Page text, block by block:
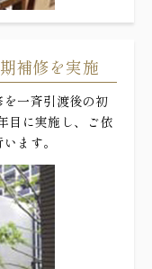
補修を実施
一斉引渡後の初
目に実施し、ご依
ます。